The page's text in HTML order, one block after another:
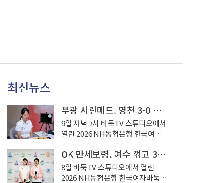
최신뉴스
부광 시린메드, 영천 3-0 완파하며 4연패 탈출
9일 저녁 7시 바둑TV 스튜디오에서
열린 2026 NH농협은행 한국여자
시린메드가 영천 명품와인을 3-0으
로 완파하며 값진 승리를 거뒀다.
OK 만세보령, 여수 꺾고 3연패 탈출
8일 바둑TV 스튜디오에서 열린
2026 NH농협은행 한국여자바둑리